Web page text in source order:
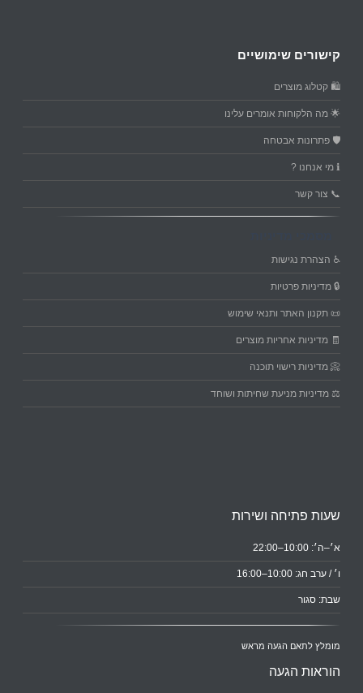
קישורים שימושיים
🛍️ קטלוג מוצרים
🌟 מה הלקוחות אומרים עלינו
🛡️ פתרונות אבטחה
ℹ️ מי אנחנו ?
📞 צור קשר
♿ הצהרת נגישות
🔒 מדיניות פרטיות
📜 תקנון האתר ותנאי שימוש
🧾 מדיניות אחריות מוצרים
📀 מדיניות רישוי תוכנה
⚖️ מדיניות מניעת שחיתות ושוחד
שעות פתיחה ושירות
א׳–ה׳: 10:00–22:00
ו׳ / ערב חג: 10:00–16:00
שבת: סגור
מומלץ לתאם הגעה מראש
הוראות הגעה